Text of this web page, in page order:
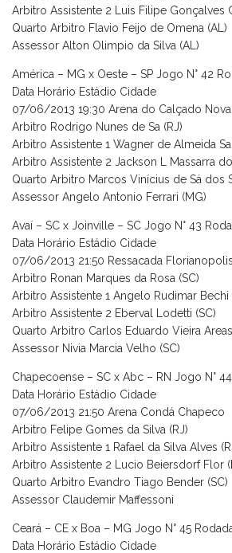
Arbitro Assistente 2 Luis Filipe Gonçalves
Quarto Arbitro Flavio Feijo de Omena (AL)
Assessor Alton Olimpio da Silva (AL)
América – MG x Oeste – SP Jogo N° 42
Data Horário Estádio Cidade
07/06/2013 19:30 Arena do Calçado Nova
Arbitro Rodrigo Nunes de Sa (RJ)
Arbitro Assistente 1 Wagner de Almeida
Arbitro Assistente 2 Jackson L Massarra
Quarto Arbitro Marcos Vinícius de Sá dos
Assessor Angelo Antonio Ferrari (MG)
Avaí – SC x Joinville – SC Jogo N° 43
Data Horário Estádio Cidade
07/06/2013 21:50 Ressacada Florianopolis
Arbitro Ronan Marques da Rosa (SC)
Arbitro Assistente 1 Angelo Rudimar Bechi
Arbitro Assistente 2 Eberval Lodetti (SC)
Quarto Arbitro Carlos Eduardo Vieira
Assessor Nivia Marcia Velho (SC)
Chapecoense – SC x Abc – RN Jogo N°
Data Horário Estádio Cidade
07/06/2013 21:50 Arena Condá Chapeco
Arbitro Felipe Gomes da Silva (RJ)
Arbitro Assistente 1 Rafael da Silva Alves
Arbitro Assistente 2 Lucio Beiersdorf Flor
Quarto Arbitro Evandro Tiago Bender (SC)
Assessor Claudemir Maffessoni
Ceará – CE x Boa – MG Jogo N° 45
Data Horário Estádio Cidade